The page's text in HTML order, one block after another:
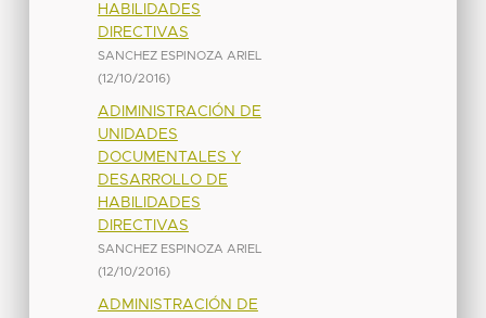
HABILIDADES
DIRECTIVAS
SANCHEZ ESPINOZA ARIEL
(12/10/2016)
ADIMINISTRACIÓN DE
UNIDADES
DOCUMENTALES Y
DESARROLLO DE
HABILIDADES
DIRECTIVAS
SANCHEZ ESPINOZA ARIEL
(12/10/2016)
ADMINISTRACIÓN DE